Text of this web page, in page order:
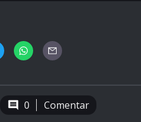
0 Comentar